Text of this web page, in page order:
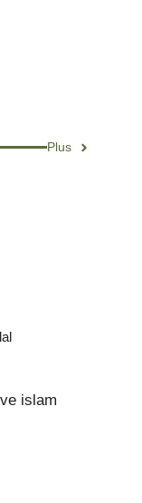
Plus
islam